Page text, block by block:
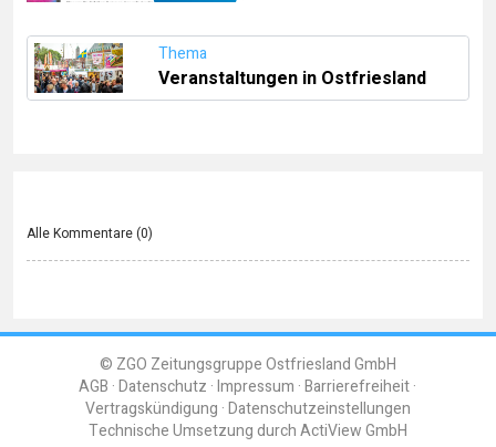
Thema
Veranstaltungen in Ostfriesland
Alle Kommentare (0)
© ZGO Zeitungsgruppe Ostfriesland GmbH
AGB Datenschutz Impressum Barrierefreiheit
Vertragskündigung Datenschutzeinstellungen
Technische Umsetzung durchActiView GmbH